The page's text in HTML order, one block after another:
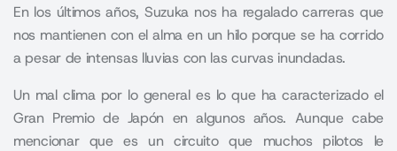
En los últimos años, Suzuka nos ha regalado carreras que
nos mantienen con el alma en un hilo porque se ha corrido
a pesar de intensas lluvias con las curvas inundadas.
Un mal clima por lo general es lo que ha caracterizado el
Gran Premio de Japón en algunos años. Aunque cabe
mencionar que es un circuito que muchos pilotos le